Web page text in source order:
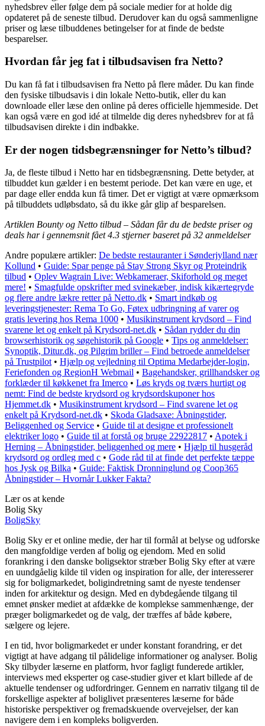
nyhedsbrev eller følge dem på sociale medier for at holde dig
opdateret på de seneste tilbud. Derudover kan du også sammenligne
priser og læse tilbuddenes betingelser for at finde de bedste
besparelser.
Hvordan får jeg fat i tilbudsavisen fra Netto?
Du kan få fat i tilbudsavisen fra Netto på flere måder. Du kan finde
den fysiske tilbudsavis i din lokale Netto-butik, eller du kan
downloade eller læse den online på deres officielle hjemmeside. Det
kan også være en god idé at tilmelde dig deres nyhedsbrev for at få
tilbudsavisen direkte i din indbakke.
Er der nogen tidsbegrænsninger for Netto’s tilbud?
Ja, de fleste tilbud i Netto har en tidsbegrænsning. Dette betyder, at
tilbuddet kun gælder i en bestemt periode. Det kan være en uge, et
par dage eller endda kun få timer. Det er vigtigt at være opmærksom
på tilbuddets udløbsdato, så du ikke går glip af besparelsen.
Artiklen Bounty og Netto tilbud – Sådan får du de bedste priser og
deals har i gennemsnit fået4.3 stjerner baseret på 32 anmeldelser
Andre populære artikler: De bedste restauranter i Sønderjylland nær
Kollund • Guide: Spar penge på Stay Strong Skyr og Proteindrik
tilbud • Oplev Wagrain Live: Webkameraer, Skiforhold og meget
mere! • Smagfulde opskrifter med svinekæber, indisk kikærtegryde
og flere andre lækre retter på Netto.dk • Smart indkøb og
leveringstjenester: Rema To Go, Føtex udbringning af varer og
gratis levering hos Rema 1000 • Musikinstrument krydsord – Find
svarene let og enkelt på Krydsord-net.dk • Sådan rydder du din
browserhistorik og søgehistorik på Google • Tips og anmeldelser:
Synoptik, Ditur.dk, og Pilgrim briller – Find betroede anmeldelser
på Trustpilot • Hjælp og vejledning til Optima Medarbejder-login,
Feriefonden og RegionH Webmail • Bagehandsker, grillhandsker og
forklæder til køkkenet fra Imerco • Løs kryds og tværs hurtigt og
nemt: Find de bedste krydsord og krydsordskuponer hos
Hjemmet.dk • Musikinstrument krydsord – Find svarene let og
enkelt på Krydsord-net.dk • Skoda Gladsaxe: Åbningstider,
Beliggenhed og Service • Guide til at designe et professionelt
elektriker logo • Guide til at forstå og bruge 22922817 • Apotek i
Herning – Åbningstider, beliggenhed og mere • Hjælp til husgeråd
krydsord og ordleg med c • Gode råd til at finde det perfekte tæppe
hos Jysk og Bilka • Guide: Faktisk Dronninglund og Coop365
Åbningstider – Hvornår Lukker Fakta?
Lær os at kende
Bolig Sky
BoligSky
Bolig Sky er et online medie, der har til formål at belyse og udforske
den mangfoldige verden af bolig og ejendom. Med en solid
forankring i den danske boligsektor stræber Bolig Sky efter at være
en uundgåelig kilde til viden og inspiration for alle, der interesserer
sig for boligmarkedet, boligindretning samt de nyeste tendenser
inden for arkitektur og design. Med en dybdegående tilgang til
emnet ønsker mediet at afdække de komplekse sammenhænge, der
præger boligmarkedet og de valg, der træffes af både købere,
sælgere og lejere.
I en tid, hvor boligmarkedet er under konstant forandring, er det
vigtigt at have adgang til pålidelige informationer og analyser. Bolig
Sky tilbyder læserne en platform, hvor fagligt funderede artikler,
interviews med eksperter og case-studier giver et klart billede af de
aktuelle tendenser og udfordringer. Gennem en narrativ tilgang til de
forskellige aspekter af boliglivet præsenteres læserne for både
historiske perspektiver og fremadskuende overvejelser, der kan
navigere dem i en kompleks boligverden.